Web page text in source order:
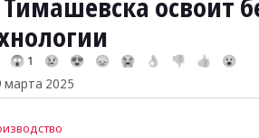
Тимашевска освоит
😱 1 😢 😍 😞 😭 👌 👎 👍 😮
марта 2025